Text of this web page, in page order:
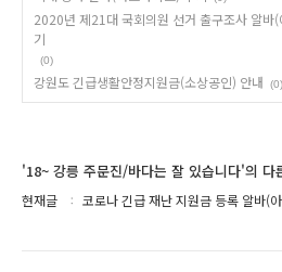
2020년 제21대 국회의원 선거 출구조사 알바
기
(0)
강원도 긴급생활안정지원금(소상공인) 안내 (0)
'18~ 강릉 주문진/바다는 잘 있습니다'의 다
현재글 코로나 긴급 재난 지원금 등록 알바(